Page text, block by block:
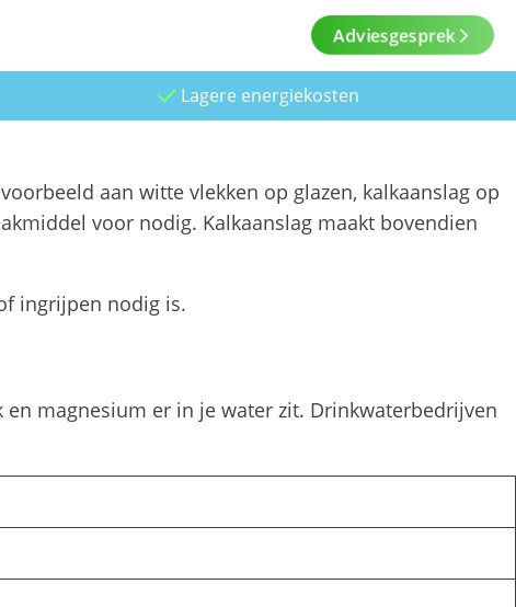
Adviesgesprek
Lagere energiekosten
aan witte vlekken op glazen, kalkaanslag op
voor nodig. Kalkaanslag maakt bovendien
ingrijpen nodig is.
magnesium er in je water zit. Drinkwaterbedrijven